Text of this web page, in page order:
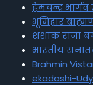
हेमचन्द्र
भूमिहार
शशांक राजा
भारतीय
Brahmin
ekadashi-